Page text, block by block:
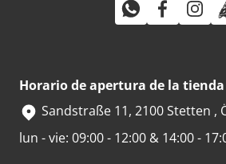
Horario de apertura de la
Sandstraße 11, 2100 Stetten ,
lun - vie: 09:00 - 12:00 & 14:00 -